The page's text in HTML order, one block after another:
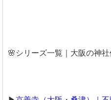
🌸シリーズ一覧｜大阪の神